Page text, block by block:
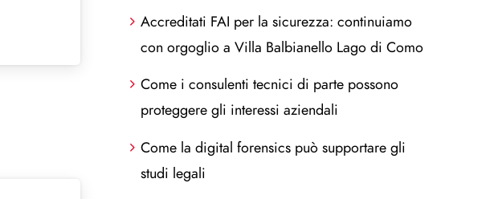
Accreditati FAI per la sicurezza: continuiamo
con orgoglio a Villa Balbianello Lago di Como
Come i consulenti tecnici di parte possono
proteggere gli interessi aziendali
Come la digital forensics può supportare gli
studi legali